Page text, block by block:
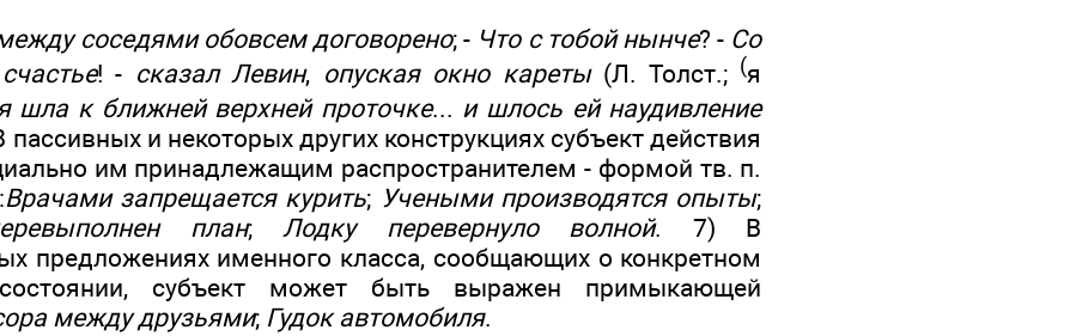
соседями обовсем договорено; - Что с тобой нынче? - Со
! - сказал Левин, опуская окно кареты(Л. Толст.; (я
шла к ближней верхней проточке... и шлось ей наудивление
и некоторых других конструкциях субъект действия
им принадлежащим распространителем - формой тв. п.
Врачами запрещается курить; Учеными производятся опыты;
план;Лодку перевернуло волной. 7) В
предложениях именного класса, сообщающих о конкретном
субъект может быть выражен примыкающей
между друзьями; Гудок автомобиля.